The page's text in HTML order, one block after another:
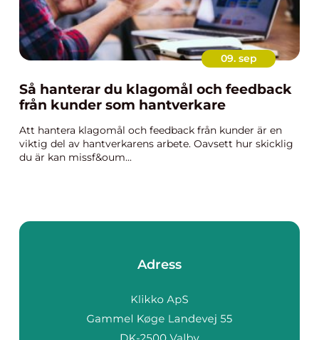
09. sep
Så hanterar du klagomål och feedback
från kunder som hantverkare
Att hantera klagomål och feedback från kunder är en
viktig del av hantverkarens arbete. Oavsett hur skicklig
du är kan missf&oum...
Adress